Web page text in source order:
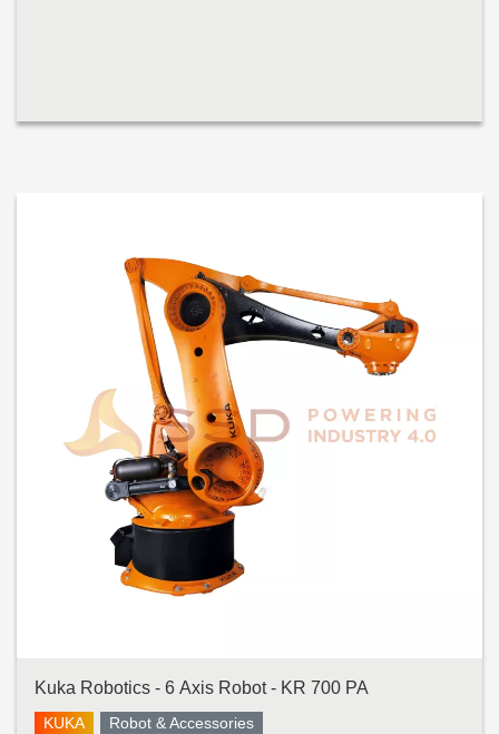
Kuka Robotics - 6 Axis Robot - KR 700 PA
KUKA Robot & Accessories